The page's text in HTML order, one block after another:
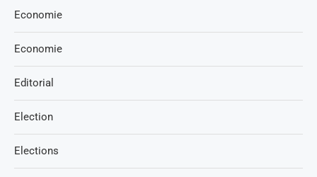
Economie
Economie
Editorial
Election
Elections